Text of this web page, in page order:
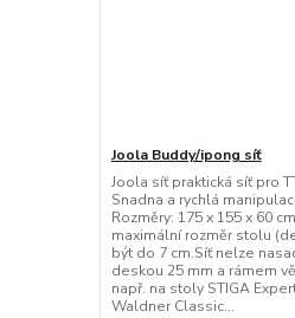
Joola Buddy/ipong síť
Joola síť praktická síť pro
Snadna a rychlá
Rozměry: 175 x 155 x 60
maximální rozměr stolu
být do 7 cm.Síť nelze
deskou 25 mm a rámem
např. na stoly STIGA
Waldner Classic...